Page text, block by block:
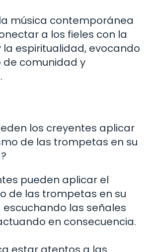
música contemporánea
a los fieles con la
la espiritualidad, evocando
de comunidad y
los creyentes aplicar
de las trompetas en su
pueden aplicar el
de las trompetas en su
las señales
en consecuencia.